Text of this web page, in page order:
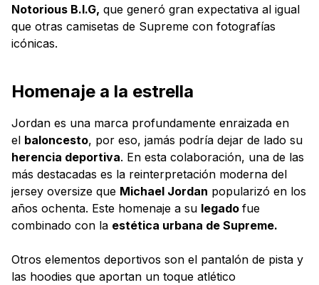
Notorious B.I.G, que generó gran expectativa al igual
que otras camisetas de Supreme con fotografías
icónicas.
Homenaje a la estrella
Jordan es una marca profundamente enraizada en
el baloncesto, por eso, jamás podría dejar de lado su
herencia deportiva. En esta colaboración, una de las
más destacadas es la reinterpretación moderna del
jersey oversize que Michael Jordan popularizó en los
años ochenta. Este homenaje a su legado fue
combinado con la estética urbana de Supreme.
Otros elementos deportivos son el pantalón de pista y
las hoodies que aportan un toque atlético